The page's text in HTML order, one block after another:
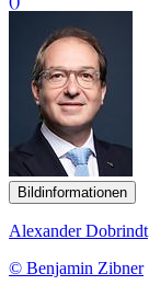
Bildinformationen
Alexander Dobrindt
© Benjamin Zibner